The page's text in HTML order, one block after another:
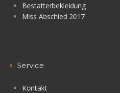
Bestatterbekleidung
Miss Abschied 2017
Service
Kontakt